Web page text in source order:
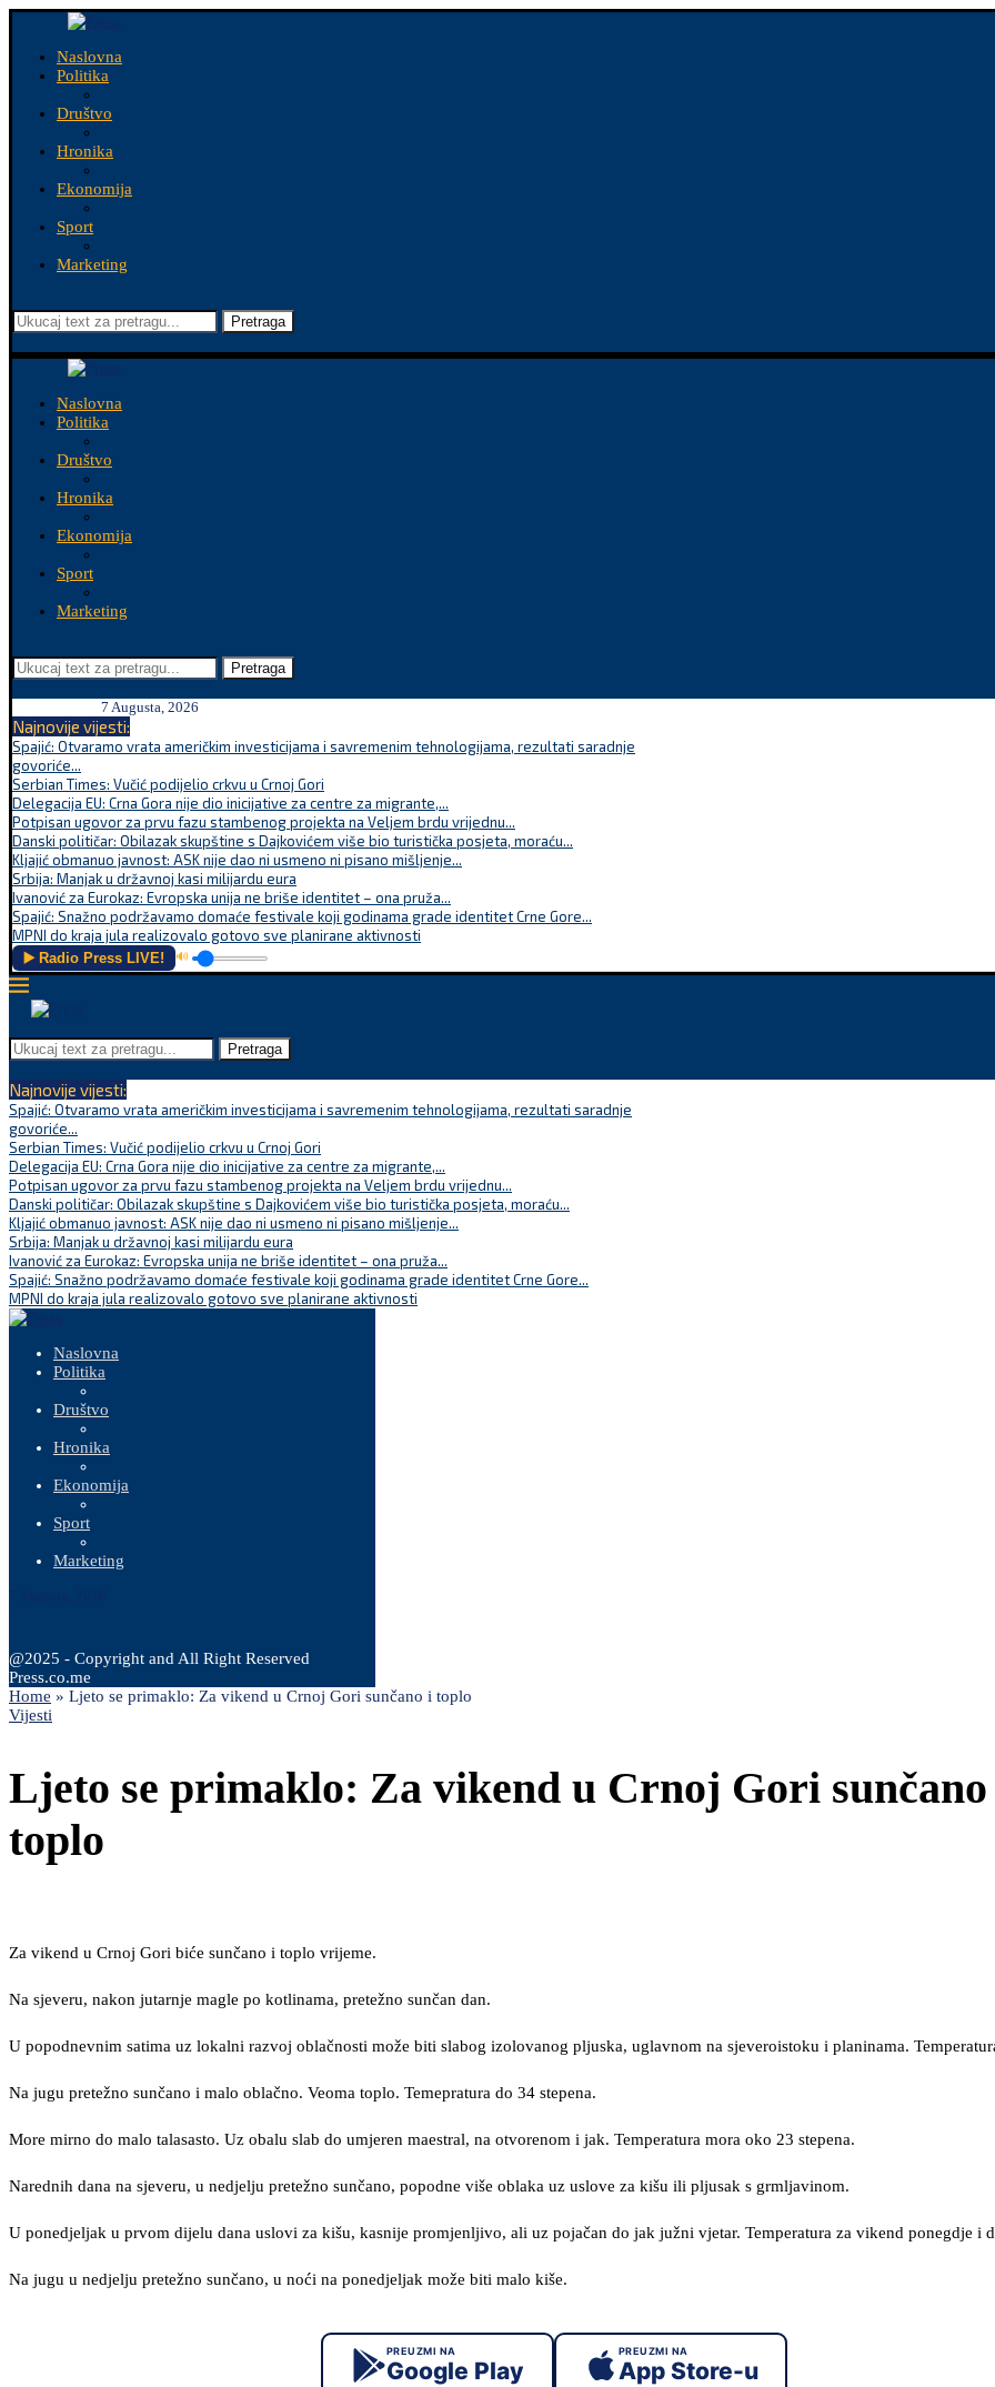
Naslovna
Politika
Društvo
Hronika
Ekonomija
Sport
Marketing
Pretraga
Naslovna
Politika
Društvo
Hronika
Ekonomija
Sport
Marketing
Pretraga
7 Augusta, 2026
Najnovije vijesti:
Spajić: Otvaramo vrata američkim investicijama i savremenim tehnologijama, rezultati saradnje
govoriće...
Serbian Times: Vučić podijelio crkvu u Crnoj Gori
Delegacija EU: Crna Gora nije dio inicijative za centre za migrante,...
Potpisan ugovor za prvu fazu stambenog projekta na Veljem brdu vrijednu...
Danski političar: Obilazak skupštine s Dajkovićem više bio turistička posjeta, moraću...
Kljajić obmanuo javnost: ASK nije dao ni usmeno ni pisano mišljenje...
Srbija: Manjak u državnoj kasi milijardu eura
Ivanović za Eurokaz: Evropska unija ne briše identitet – ona pruža...
Spajić: Snažno podržavamo domaće festivale koji godinama grade identitet Crne Gore...
MPNI do kraja jula realizovalo gotovo sve planirane aktivnosti
▶️ Radio Press LIVE! 🔊
Pretraga
Najnovije vijesti:
Spajić: Otvaramo vrata američkim investicijama i savremenim tehnologijama, rezultati saradnje
govoriće...
Serbian Times: Vučić podijelio crkvu u Crnoj Gori
Delegacija EU: Crna Gora nije dio inicijative za centre za migrante,...
Potpisan ugovor za prvu fazu stambenog projekta na Veljem brdu vrijednu...
Danski političar: Obilazak skupštine s Dajkovićem više bio turistička posjeta, moraću...
Kljajić obmanuo javnost: ASK nije dao ni usmeno ni pisano mišljenje...
Srbija: Manjak u državnoj kasi milijardu eura
Ivanović za Eurokaz: Evropska unija ne briše identitet – ona pruža...
Spajić: Snažno podržavamo domaće festivale koji godinama grade identitet Crne Gore...
MPNI do kraja jula realizovalo gotovo sve planirane aktivnosti
Naslovna
Politika
Društvo
Hronika
Ekonomija
Sport
Marketing
@2025 - Copyright and All Right Reserved
Press.co.me
Home » Ljeto se primaklo: Za vikend u Crnoj Gori sunčano i toplo
Vijesti
Ljeto se primaklo: Za vikend u Crnoj Gori
toplo
Za vikend u Crnoj Gori biće sunčano i toplo vrijeme.
Na sjeveru, nakon jutarnje magle po kotlinama, pretežno sunčan dan.
U popodnevnim satima uz lokalni razvoj oblačnosti može biti slabog izolovanog pljuska, uglavnom na sjeveroistoku i planinama.
Na jugu pretežno sunčano i malo oblačno. Veoma toplo. Temepratura do 34 stepena.
More mirno do malo talasasto. Uz obalu slab do umjeren maestral, na otvorenom i jak. Temperatura mora oko 23 stepena.
Narednih dana na sjeveru, u nedjelju pretežno sunčano, popodne više oblaka uz uslove za kišu ili pljusak s grmljavinom.
U ponedjeljak u prvom dijelu dana uslovi za kišu, kasnije promjenljivo, ali uz pojačan do jak južni vjetar. Temperatura za vikend ponegdje i
Na jugu u nedjelju pretežno sunčano, u noći na ponedjeljak može biti malo kiše.
PREUZMI NA
Google Play
PREUZMI NA
App Store-u